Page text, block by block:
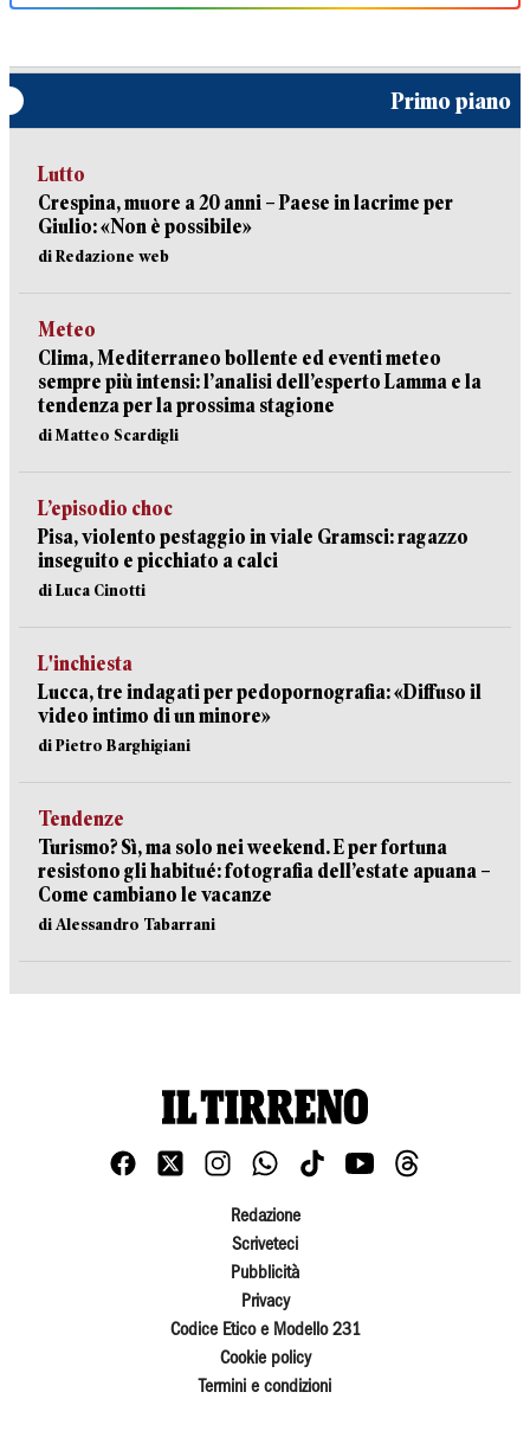
Primo piano
Lutto
Crespina, muore a 20 anni – Paese in lacrime per
Giulio: «Non è possibile»
di Redazione web
Meteo
Clima, Mediterraneo bollente ed eventi meteo
sempre più intensi: l’analisi dell’esperto Lamma e la
tendenza per la prossima stagione
di Matteo Scardigli
L’episodio choc
Pisa, violento pestaggio in viale Gramsci: ragazzo
inseguito e picchiato a calci
di Luca Cinotti
L'inchiesta
Lucca, tre indagati per pedopornografia: «Diffuso il
video intimo di un minore»
di Pietro Barghigiani
Tendenze
Turismo? Sì, ma solo nei weekend. E per fortuna
resistono gli habitué: fotografia dell’estate apuana –
Come cambiano le vacanze
di Alessandro Tabarrani
Redazione
Scriveteci
Pubblicità
Privacy
Codice Etico e Modello 231
Cookie policy
Termini e condizioni